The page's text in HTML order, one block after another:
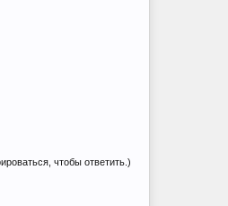
чтобы ответить.)